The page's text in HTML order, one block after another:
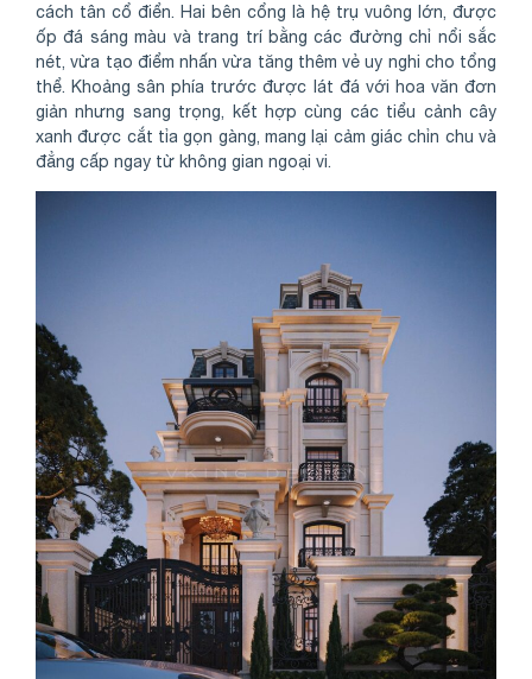
cách tân cổ điển. Hai bên cổng là hệ trụ vuông lớn, được
ốp đá sáng màu và trang trí bằng các đường chỉ nổi sắc
nét, vừa tạo điểm nhấn vừa tăng thêm vẻ uy nghi cho tổng
thể. Khoảng sân phía trước được lát đá với hoa văn đơn
giản nhưng sang trọng, kết hợp cùng các tiểu cảnh cây
xanh được cắt tỉa gọn gàng, mang lại cảm giác chỉn chu và
đẳng cấp ngay từ không gian ngoại vi.